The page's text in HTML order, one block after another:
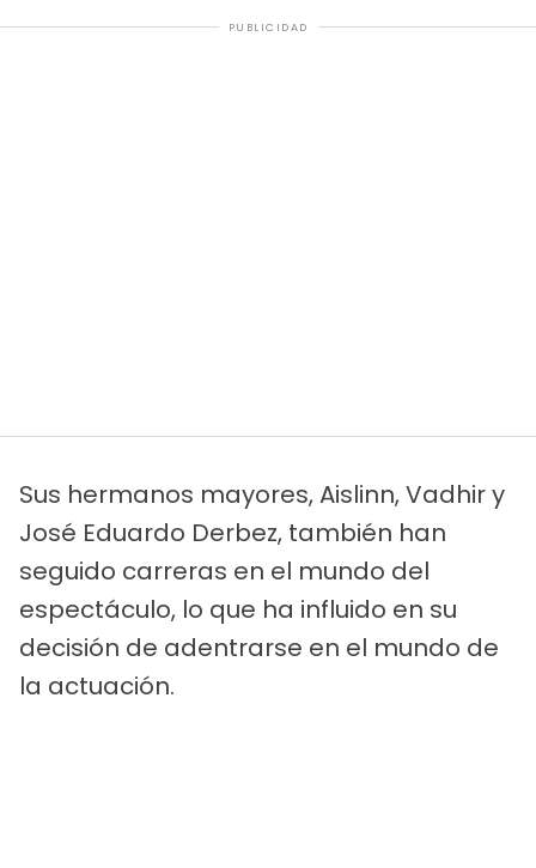
PUBLICIDAD
Sus hermanos mayores, Aislinn, Vadhir y
José Eduardo Derbez, también han
seguido carreras en el mundo del
espectáculo, lo que ha influido en su
decisión de adentrarse en el mundo de
la actuación.